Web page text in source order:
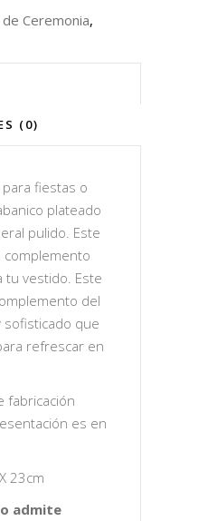
Ceremonia,
(0)
para fiestas o
plateado
pulido. Este
complemento
tu vestido. Este
del
sofisticado que
refrescar en
fabricación
es en
23cm
admite